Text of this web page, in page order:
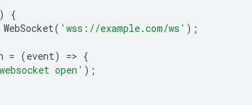
{
WebSocket( 'wss://example.com/ws' );
= (event) => {
open' );